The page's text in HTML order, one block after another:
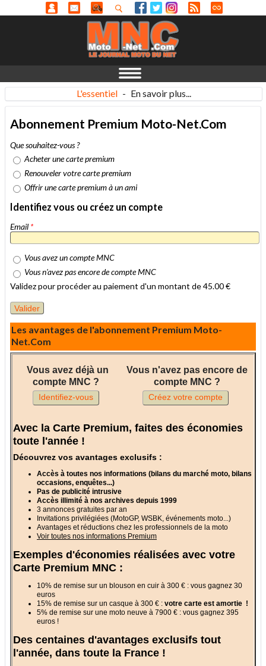
L'essentiel - En savoir plus...
Abonnement Premium Moto-Net.Com
Que souhaitez-vous ?
Acheter une carte premium
Renouveler votre carte premium
Offrir une carte premium à un ami
Identifiez vous ou créez un compte
Email *
Vous avez un compte MNC
Vous n'avez pas encore de compte MNC
Validez pour procéder au paiement d'un montant de 45.00 €
Les avantages de l'abonnement Premium Moto-
Net.Com
Vous avez déjà un
compte MNC ?
Identifiez-vous
Vous n'avez pas encore de
compte MNC ?
Créez votre compte
Avec la Carte Premium, faites des économies
toute l'année !
Découvrez vos avantages exclusifs :
Accès à toutes nos informations (bilans du marché moto, bilans
occasions, enquêtes...)
Pas de publicité intrusive
Accès illimité à nos archives depuis 1999
3 annonces gratuites par an
Invitations privilégiées (MotoGP, WSBK, événements moto...)
Avantages et réductions chez les professionnels de la moto
Voir toutes nos informations Premium
Exemples d'économies réalisées avec votre
Carte Premium MNC :
10% de remise sur un blouson en cuir à 300 € : vous gagnez 30
euros
15% de remise sur un casque à 300 € : votre carte est amortie !
5% de remise sur une moto neuve à 7900 € : vous gagnez 395
euros !
Des centaines d'avantages exclusifs tout
l'année, dans toute la France !